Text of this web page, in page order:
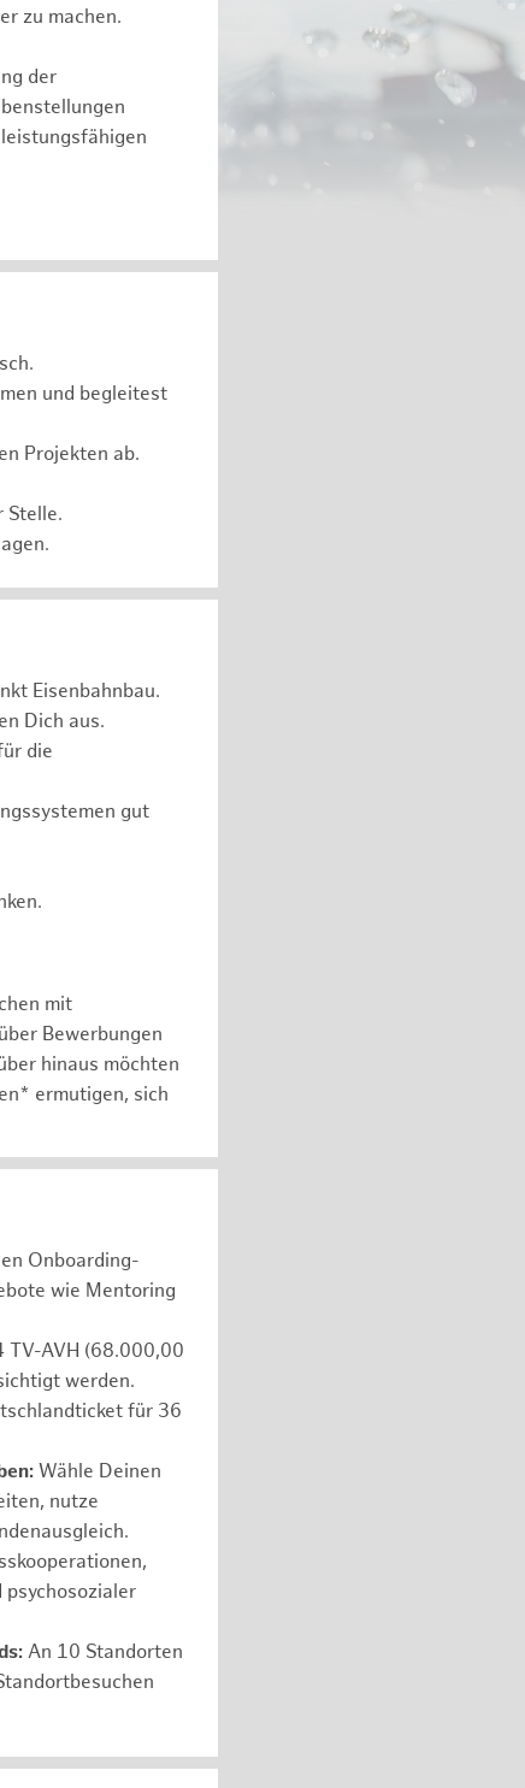
zu machen.
der
und begleitest
Projekten ab.
Stelle.
Eisenbahnbau.
Dich aus.
die
gut
mit
Bewerbungen
hinaus möchten
ermutigen, sich
Onboarding-
wie Mentoring
TV-AVH (68.000,00
werden.
für 36
Wähle Deinen
nutze
An 10 Standorten